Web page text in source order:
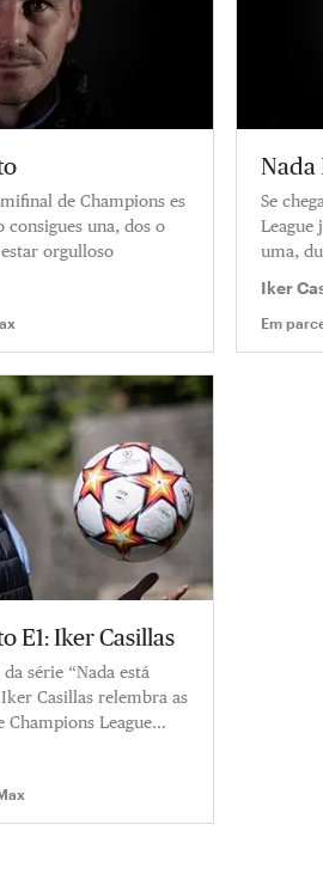
de Champions es
una, dos o
orgulloso
Nada
Se
League
uma,
Iker
Em
E1: Iker Casillas
série “Nada está
Casillas relembra as
Champions League